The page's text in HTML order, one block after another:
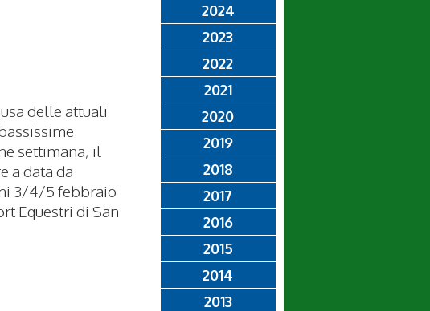
delle attuali
settimana, il
a data da
3/4/5 febbraio
Equestri di San
2024
2023
2022
2021
2020
2019
2018
2017
2016
2015
2014
2013